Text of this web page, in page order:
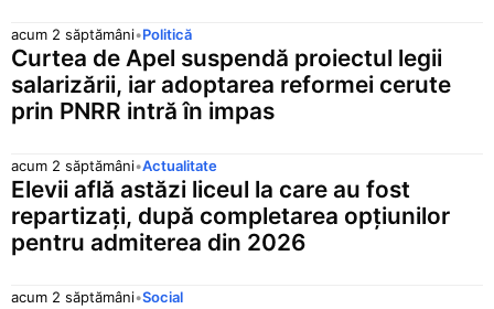
TRY
Lira turcească
0,0986 lei ▼ 0,0002
UAH
Hrivnă ucraineană
ZAR
Rand sud-african
XDR
Drepturi speciale de tragere
6,0030 lei ▼ 0,0067
acum 2 săptămâni•Politică
Curtea de Apel suspendă proiectul legii
salarizării, iar adoptarea reformei cerute
prin PNRR intră în impas
acum 2 săptămâni•Actualitate
Elevii află astăzi liceul la care au fost
repartizați, după completarea opțiunilor
pentru admiterea din 2026
acum 2 săptămâni•Social